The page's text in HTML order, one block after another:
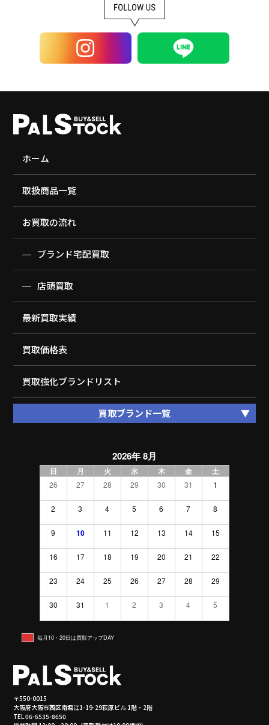
ホーム
取扱商品一覧
お買取の流れ
ブランド宅配買取
店頭買取
最新買取実績
買取価格表
買取強化ブランドリスト
買取ブランド一覧
2026年 8月
日 月 火 水 木 金 土
26 27 28 29 30 31 1
2 3 4 5 6 7 8
9 10 11 12 13 14 15
16 17 18 19 20 21 22
23 24 25 26 27 28 29
30 31 1 2 3 4 5
毎月10・20日は買取アップDAY
〒550-0015
大阪府大阪市西区南堀江1-19-29萩原ビル 1階・2階
TEL 06-6535-8650